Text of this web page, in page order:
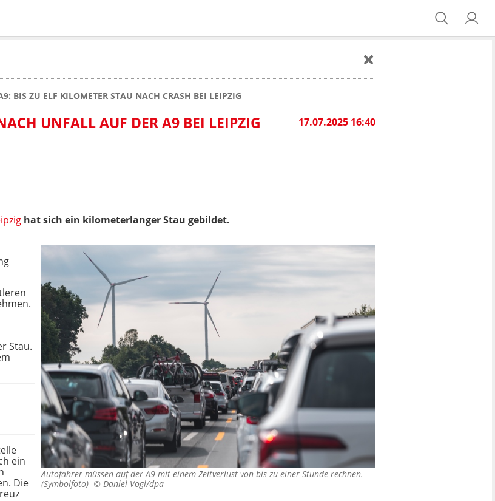
BIS ZU ELF KILOMETER STAU NACH CRASH BEI LEIPZIG
17.07.2025 16:40
UNFALL AUF DER A9 BEI LEIPZIG
hat sich ein kilometerlanger Stau gebildet.
Autofahrer müssen auf der A9 mit einem Zeitverlust von bis zu einer Stunde rechnen.
(Symbolfoto) © Daniel Vogl/dpa
Stau.
ein
Die